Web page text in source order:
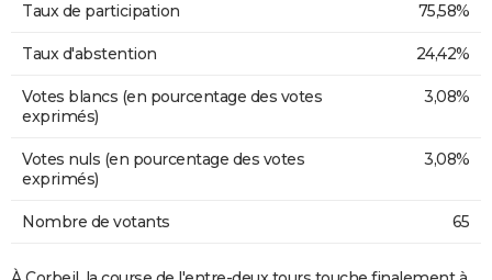
Taux de participation 75,58%
Taux d'abstention 24,42%
Votes blancs (en pourcentage des votes
exprimés)
3,08%
Votes nuls (en pourcentage des votes
exprimés)
3,08%
Nombre de votants 65